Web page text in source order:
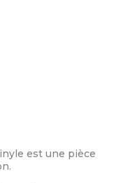
est une pièce